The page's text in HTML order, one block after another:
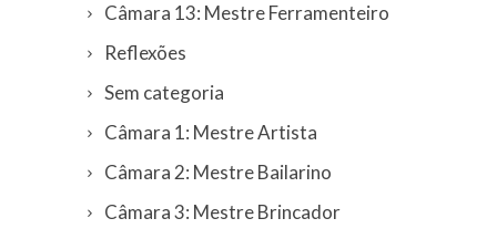
Câmara 13: Mestre Ferramenteiro
Reflexões
Sem categoria
Câmara 1: Mestre Artista
Câmara 2: Mestre Bailarino
Câmara 3: Mestre Brincador